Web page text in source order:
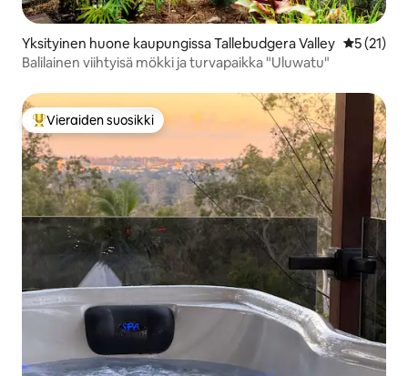
Yksityinen huone kaupungissa Tallebudgera Valley
5 (21)
Balilainen viihtyisä mökki ja turvapaikka "Uluwatu"
Vieraiden suosikkien parhaimmistoa
Vieraiden suosikki